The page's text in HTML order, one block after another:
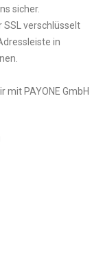
sicher.
verschlüsselt
in
mit PAYONE GmbH